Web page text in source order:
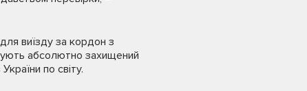
виїзду за кордон з
абсолютно захищений
по світу.